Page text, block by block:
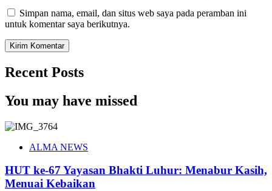
Simpan nama, email, dan situs web saya pada peramban ini
untuk komentar saya berikutnya.
Recent Posts
You may have missed
ALMA NEWS
HUT ke-67 Yayasan Bhakti Luhur: Menabur Kasih,
Menuai Kebaikan